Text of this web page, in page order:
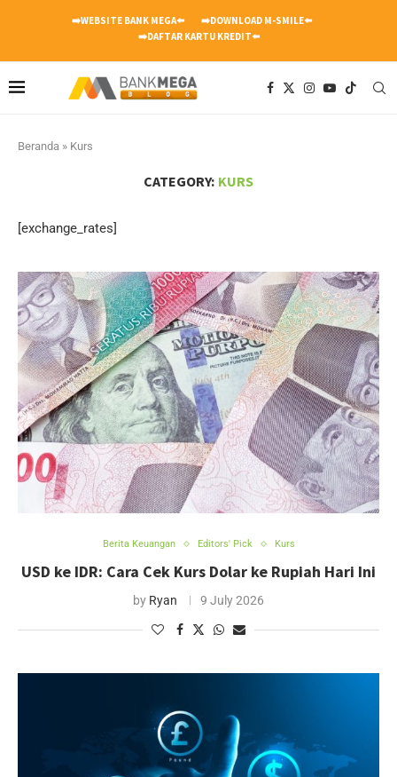
➡️WEBSITE BANK MEGA⬅️
➡️DOWNLOAD M-SMILE⬅️
➡️DAFTAR KARTU KREDIT⬅️
Beranda » Kurs
CATEGORY: KURS
[exchange_rates]
Berita Keuangan Editors' Pick Kurs
USD ke IDR: Cara Cek Kurs Dolar ke Rupiah Hari Ini
by Ryan 9 July 2026